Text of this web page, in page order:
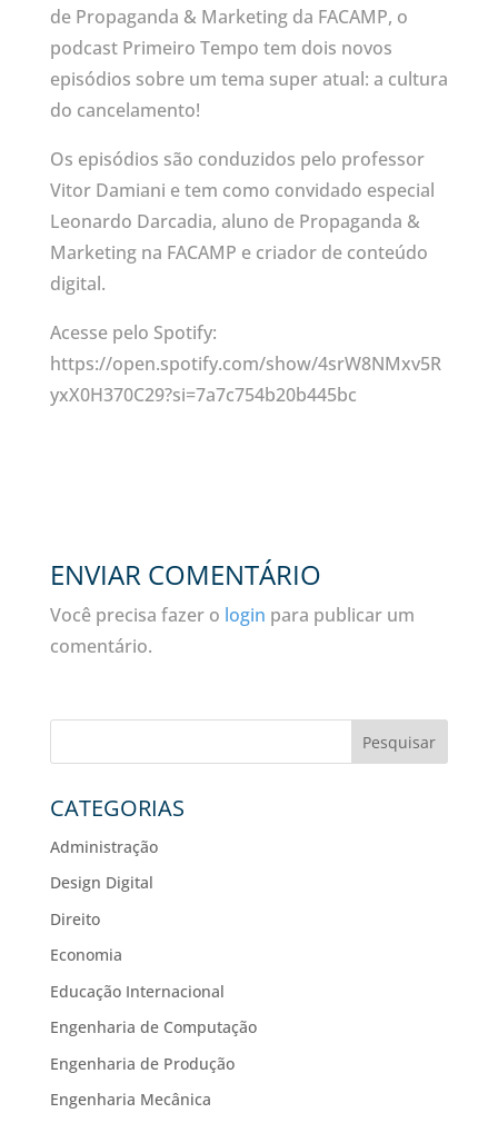
de Propaganda & Marketing da FACAMP, o
podcast Primeiro Tempo tem dois novos
episódios sobre um tema super atual: a cultura
do cancelamento!
Os episódios são conduzidos pelo professor
Vitor Damiani e tem como convidado especial
Leonardo Darcadia, aluno de Propaganda &
Marketing na FACAMP e criador de conteúdo
digital.
Acesse pelo Spotify:
https://open.spotify.com/show/4srW8NMxv5R
yxX0H370C29?si=7a7c754b20b445bc
ENVIAR COMENTÁRIO
Você precisa fazer o login para publicar um
comentário.
Pesquisar
CATEGORIAS
Administração
Design Digital
Direito
Economia
Educação Internacional
Engenharia de Computação
Engenharia de Produção
Engenharia Mecânica